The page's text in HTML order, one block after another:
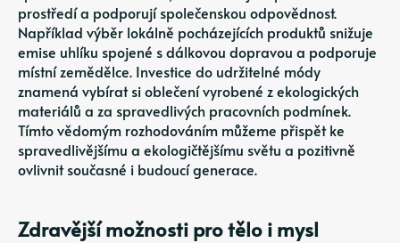
prostředí a podporují společenskou odpovědnost.
Například výběr lokálně pocházejících produktů snižuje
emise uhlíku spojené s dálkovou dopravou a podporuje
místní zemědělce. Investice do udržitelné módy
znamená vybírat si oblečení vyrobené z ekologických
materiálů a za spravedlivých pracovních podmínek.
Tímto vědomým rozhodováním můžeme přispět ke
spravedlivějšímu a ekologičtějšímu světu a pozitivně
ovlivnit současné i budoucí generace.
Zdravější možnosti pro tělo i mysl